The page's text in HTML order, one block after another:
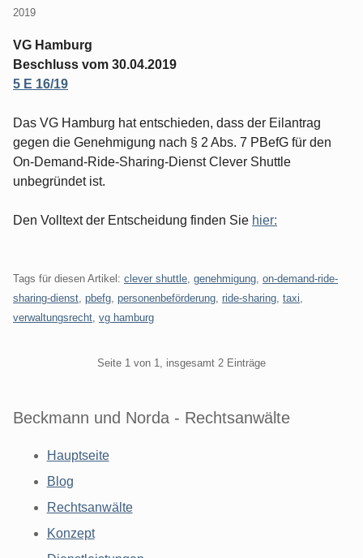
2019
VG Hamburg
Beschluss vom 30.04.2019
5 E 16/19
Das VG Hamburg hat entschieden, dass der Eilantrag
gegen die Genehmigung nach § 2 Abs. 7 PBefG für den
On-Demand-Ride-Sharing-Dienst Clever Shuttle
unbegründet ist.
Den Volltext der Entscheidung finden Sie hier:
Tags für diesen Artikel: clever shuttle genehmigung on-demand-ride-
sharing-dienst pbefg personenbeförderung ride-sharing taxi
verwaltungsrecht vg hamburg
Seite 1 von 1, insgesamt 2 Einträge
Beckmann und Norda - Rechtsanwälte
Hauptseite
Blog
Rechtsanwälte
Konzept